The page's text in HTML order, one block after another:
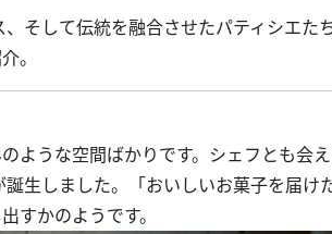
そして伝統を融合させたパティシエた
。
うな空間ばかりです。シェフとも会え
生しました。「おいしいお菓子を届け
すかのようです。